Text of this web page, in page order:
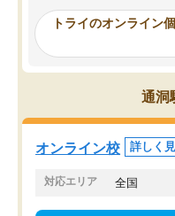
ったんですが、学生の先
み、徐々に成績が上がっ
思っていました。何が今
を的確に指導いただき、
くりするほど楽しんでや
塾を受けています。狙い
つ成績も上がり、苦手意
てきたので、さらに苦手
でお願いしました。来年
トライのオンライン
通洞
オンライン校 詳しく
対応エリア 全国